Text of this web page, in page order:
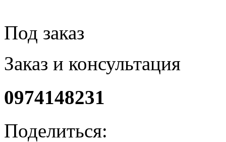
Под заказ
Заказ и консультация
0974148231
Поделиться: